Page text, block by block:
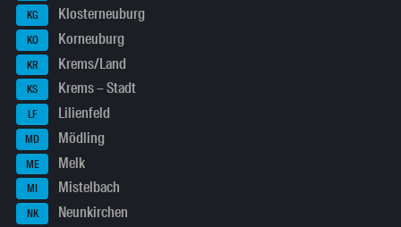
KG Klosterneuburg
KO Korneuburg
KR Krems/Land
KS Krems – Stadt
LF Lilienfeld
MD Mödling
ME Melk
MI Mistelbach
NK Neunkirchen